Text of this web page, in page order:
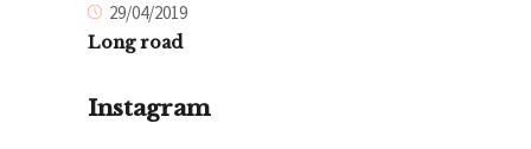
29/04/2019
Long road
Instagram